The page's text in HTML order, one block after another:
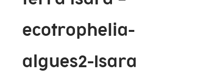
ecotrophelia-
algues2-Isara